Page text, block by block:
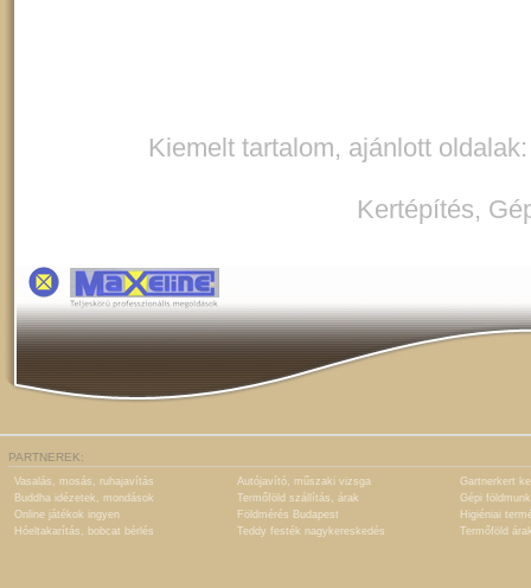
Kiemelt tartalom, ajánlott
Kertépítés,
PARTNEREK:
Vasalás, mosás, ruhajavítás Autójavító, műszaki vizsga
Gartnerkert
Buddha idézetek, mondások
Termőföld szállítás, árak
Gépi
Online játékok ingyen
Földmérés Budapest
Higiéniai
Hóeltakarítás, bobcat bérlés
Teddy festék nagykereskedés Termőföld